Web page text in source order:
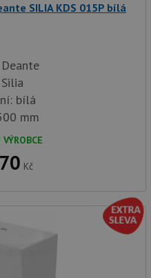
SILIA KDS 015P bílá
bílá
mm
Kč